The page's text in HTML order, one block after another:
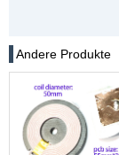
Andere Produkte